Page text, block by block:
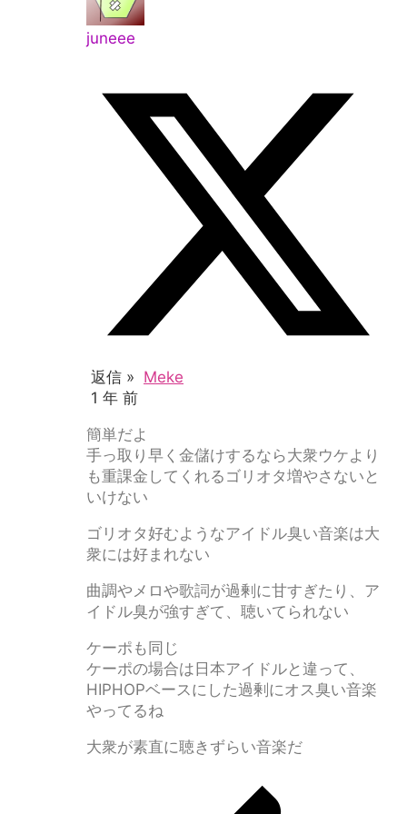
juneee
返信 » Meke
1 年 前
簡単だよ
手っ取り早く金儲けするなら大衆ウケより
も重課金してくれるゴリオタ増やさないと
いけない
ゴリオタ好むようなアイドル臭い音楽は大
衆には好まれない
曲調やメロや歌詞が過剰に甘すぎたり、ア
イドル臭が強すぎて、聴いてられない
ケーポも同じ
ケーポの場合は日本アイドルと違って、
HIPHOPベースにした過剰にオス臭い音楽
やってるね
大衆が素直に聴きずらい音楽だ